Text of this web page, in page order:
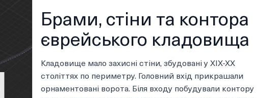
Брами, стіни та контора
єврейського кладовища
Кладовище мало захисні стіни, збудовані у XIX-XX
століттях по периметру. Головний вхід прикрашали
орнаментовані ворота. Біля входу побудували контору